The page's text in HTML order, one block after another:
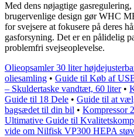
Med dens nøjagtige
brugervenlige design gør WHC
for svejsere at fokusere på deres
gasforsyning. Det er en pålidelig
problemfri svejseoplevelse.
Olieopsamler 30 liter
oliesamling • Guide til Køb af
– Skuldertaske vandtæt, 60 liter•
Guide til 18 Dele • Guide til at
bagsædet til din bil • Kompressor
Ultimative Guide til
vide om Nilfisk VP300 HEPA